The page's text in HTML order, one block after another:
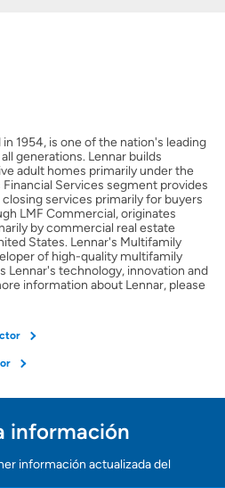
1954, is one of the nation's leading
generations. Lennar builds
adult homes primarily under the
Financial Services segment provides
services primarily for buyers
LMF Commercial, originates
by commercial real estate
States. Lennar's Multifamily
of high-quality multifamily
Lennar's technology, innovation and
information about Lennar, please
información
información actualizada del